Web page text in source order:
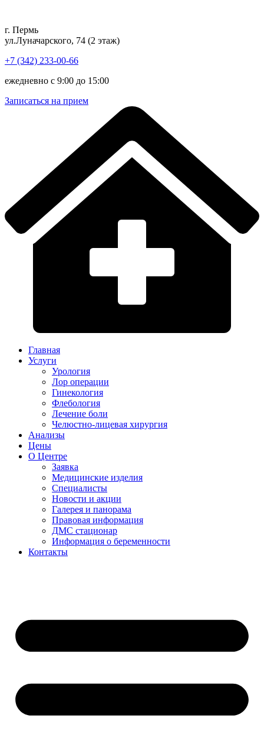
содержимому
г. Пермь
ул.Луначарского, 74 (2 этаж)
+7 (342) 233-00-66
ежедневно с 9:00 до 15:00
Записаться на прием
Главная
Услуги
Урология
Лор операции
Гинекология
Флебология
Лечение боли
Челюстно-лицевая хирургия
Анализы
Цены
О Центре
Заявка
Медицинские изделия
Специалисты
Новости и акции
Галерея и панорама
Правовая информация
ДМС стационар
Информация о беременности
Контакты